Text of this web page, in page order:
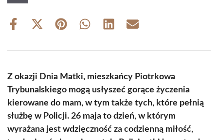
Share
Share
(Twitter)
Share Share Share Share
Z okazji Dnia Matki, mieszkańcy Piotrkowa
Trybunalskiego mogą usłyszeć gorące życzenia
kierowane do mam, w tym także tych, które pełnią
służbę w Policji. 26 maja to dzień, w którym
wyrażana jest wdzięczność za codzienną miłość,